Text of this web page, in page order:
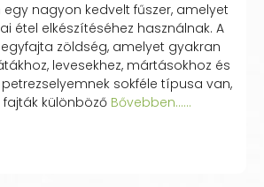
nagyon kedvelt fűszer, amelyet
étel elkészítéséhez használnak. A
zöldség, amelyet gyakran
levesekhez, mártásokhoz és
petrezselyemnek sokféle típusa van,
fajták különbözőBővebben...…